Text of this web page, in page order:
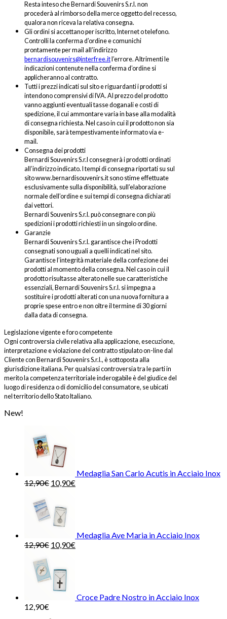
Resta inteso che Bernardi Souvenirs S.r.l. non
procederà al rimborso della merce oggetto del recesso,
qualora non riceva la relativa consegna.
Gli ordini si accettano per iscritto, Internet o telefono.
Controlli la conferma d’ordine e comunichi
prontamente per mail all’indirizzo
bernardisouvenirs@interfree.it l’errore. Altrimenti le
indicazioni contenute nella conferma d’ordine si
applicheranno al contratto.
Tutti i prezzi indicati sul sito e riguardanti i prodotti si
intendono comprensivi di IVA. Al prezzo del prodotto
vanno aggiunti eventuali tasse doganali e costi di
spedizione, il cui ammontare varia in base alla modalità
di consegna richiesta. Nel caso in cui il prodotto non sia
disponibile, sarà tempestivamente informato via e-
mail.
Consegna dei prodotti
Bernardi Souvenirs S.r.l consegnerà i prodotti ordinati
all’indirizzo indicato. I tempi di consegna riportati su sul
sito www.bernardisouvenirs.it sono stime effettuate
esclusivamente sulla disponibilità, sull’elaborazione
normale dell’ordine e sui tempi di consegna dichiarati
dai vettori.
Bernardi Souvenirs S.r.l. può consegnare con più
spedizioni i prodotti richiesti in un singolo ordine.
Garanzie
Bernardi Souvenirs S.r.l. garantisce che i Prodotti
consegnati sono uguali a quelli indicati nel sito.
Garantisce l’integrità materiale della confezione dei
prodotti al momento della consegna. Nel caso in cui il
prodotto risultasse alterato nelle sue caratteristiche
essenziali, Bernardi Souvenirs S.r.l. si impegna a
sostituire i prodotti alterati con una nuova fornitura a
proprie spese entro e non oltre il termine di 30 giorni
dalla data di consegna.
Legislazione vigente e foro competente
Ogni controversia civile relativa alla applicazione, esecuzione,
interpretazione e violazione del contratto stipulato on-line dal
Cliente con Bernardi Souvenirs S.r.l., è sottoposta alla
giurisdizione italiana. Per qualsiasi controversia tra le parti in
merito la competenza territoriale inderogabile è del giudice del
luogo di residenza o di domicilio del consumatore, se ubicati
nel territorio dello Stato Italiano.
New!
Medaglia San Carlo Acutis in Acciaio Inox
12,90€ 10,90€
Medaglia Ave Maria in Acciaio Inox
12,90€ 10,90€
Croce Padre Nostro in Acciaio Inox
12,90€